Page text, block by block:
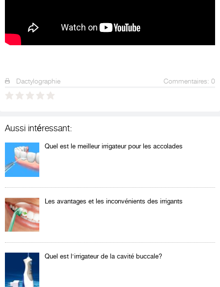
Dactylographie Commentaires: 0
Aussi intéressant:
Quel est le meilleur irrigateur pour les accolades
Les avantages et les inconvénients des irrigants
Quel est l'irrigateur de la cavité buccale?